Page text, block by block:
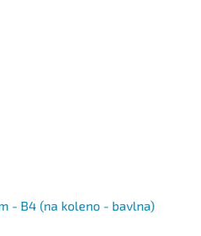
- B4 (na koleno - bavlna)